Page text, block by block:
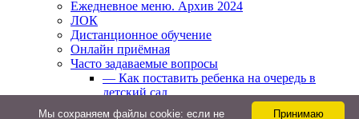
Ежедневное меню. Архив 2024
ЛОК
Дистанционное обучение
Онлайн приёмная
Часто задаваемые вопросы
— Как поставить ребенка на очередь в
детский сад
— В какое время нужно приводить ребенка
Принимаю
Мы cохраняем файлы cookie: если не